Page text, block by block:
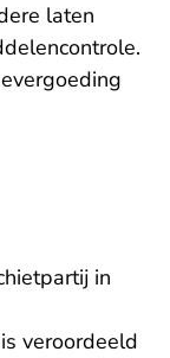
laten
in
veroordeeld